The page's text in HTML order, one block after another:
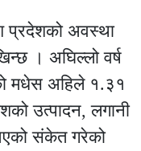
प्रदेशको अवस्था
। अघिल्लो वर्ष
मधेस अहिले १.३१
उत्पादन, लगानी
संकेत गरेको